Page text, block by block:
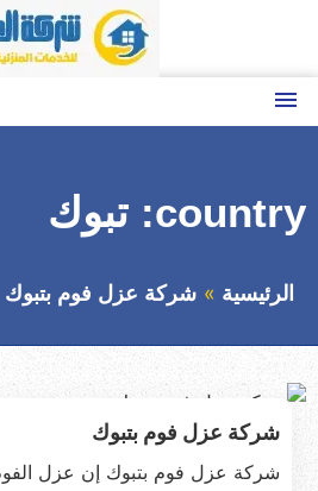
المحتوى
القائمة
country: تبوك
الرئيسية شركة عزل فوم بتبوك
شركة عزل فوم بتبوك
شركة عزل فوم بتبوك إن عزل